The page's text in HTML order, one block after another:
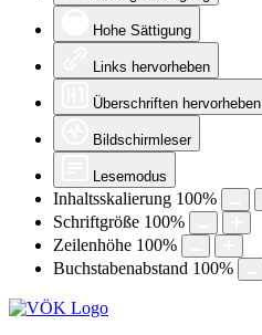
Hohe Sättigung
Links hervorheben
Überschriften hervorheben
Bildschirmleser
Lesemodus
Inhaltsskalierung 100%
Schriftgröße 100%
Zeilenhöhe 100%
Buchstabenabstand 100%